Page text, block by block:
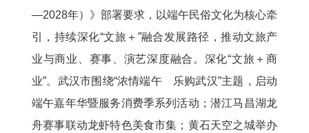
—2028年）》部署要求，以端午民俗文化为核心牵
引，持续深化“文旅＋”融合发展路径，推动文旅产
业与商业、赛事、演艺深度融合。深化“文旅＋商
业”。武汉市围绕“浓情端午 乐购武汉”主题，启动
端午嘉年华暨服务消费季系列活动；潜江马昌湖龙
舟赛事联动龙虾特色美食市集；黄石天空之城举办